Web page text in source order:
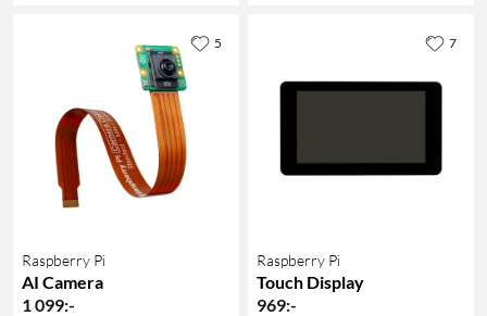
Raspberry Pi
AI Camera
1 099:-
5
Raspberry Pi
Touch Display
969:-
7